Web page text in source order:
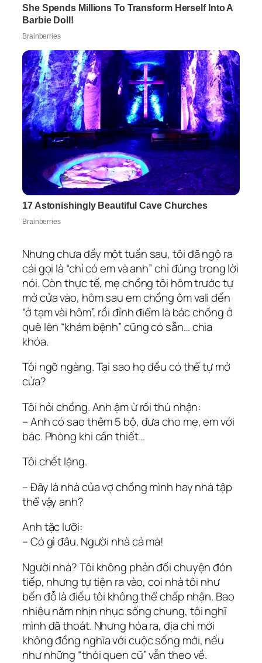
Nhưng chưa đầy một tuần sau, tôi đã ngộ ra
cái gọi là “chỉ có em và anh” chỉ đúng trong lời
nói. Còn thực tế, mẹ chồng tôi hôm trước tự
mở cửa vào, hôm sau em chồng ôm vali đến
“ở tạm vài hôm”, rồi đỉnh điểm là bác chồng ở
quê lên “khám bệnh” cũng có sẵn… chìa
khóa.
Tôi ngỡ ngàng. Tại sao họ đều có thể tự mở
cửa?
Tôi hỏi chồng. Anh ậm ừ rồi thú nhận:
– Anh có sao thêm 5 bộ, đưa cho mẹ, em với
bác. Phòng khi cần thiết…
Tôi chết lặng.
– Đây là nhà của vợ chồng mình hay nhà tập
thể vậy anh?
Anh tặc lưỡi:
– Có gì đâu. Người nhà cả mà!
Người nhà? Tôi không phản đối chuyện đón
tiếp, nhưng tự tiện ra vào, coi nhà tôi như
bến đỗ là điều tôi không thể chấp nhận. Bao
nhiêu năm nhịn nhục sống chung, tôi nghĩ
mình đã thoát. Nhưng hóa ra, địa chỉ mới
không đồng nghĩa với cuộc sống mới, nếu
như những “thói quen cũ” vẫn theo về.